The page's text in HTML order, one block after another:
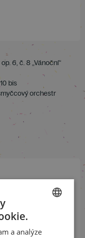
6, č. 8 „Vánoční“
bis
orchestr
ENGLISH
a analýze